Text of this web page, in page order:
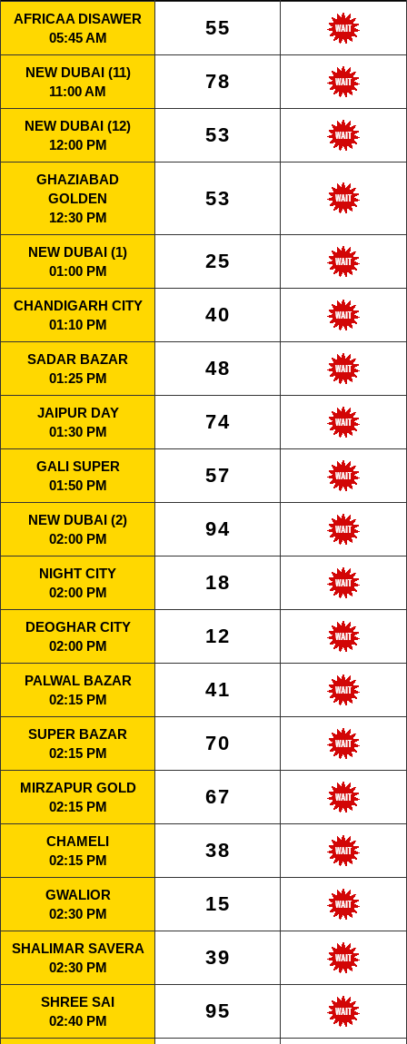
AFRICAA DISAWER
05:45 AM
55
NEW DUBAI (11)
11:00 AM
78
NEW DUBAI (12)
12:00 PM
53
GHAZIABAD
GOLDEN
12:30 PM
53
NEW DUBAI (1)
01:00 PM
25
CHANDIGARH CITY
01:10 PM
40
SADAR BAZAR
01:25 PM
48
JAIPUR DAY
01:30 PM
74
GALI SUPER
01:50 PM
57
NEW DUBAI (2)
02:00 PM
94
NIGHT CITY
02:00 PM
18
DEOGHAR CITY
02:00 PM
12
PALWAL BAZAR
02:15 PM
41
SUPER BAZAR
02:15 PM
70
MIRZAPUR GOLD
02:15 PM
67
CHAMELI
02:15 PM
38
GWALIOR
02:30 PM
15
SHALIMAR SAVERA
02:30 PM
39
SHREE SAI
02:40 PM
95